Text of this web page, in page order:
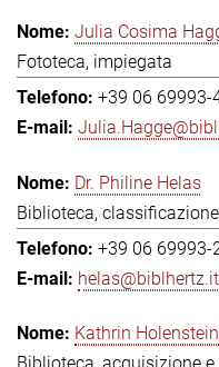
Julia Cosima
Fototeca, impiegata
+39 06 69993-
Dr. Philine Helas
Biblioteca,
+39 06 69993-
helas@biblhertz.it
Kathrin